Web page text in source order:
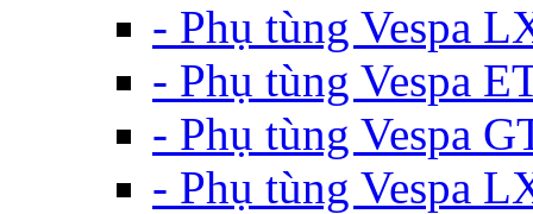
- Phụ tùng Vespa
- Phụ tùng Vespa
- Phụ tùng Vespa
- Phụ tùng Vespa